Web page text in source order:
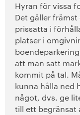
Hyran för vissa
Det gäller
prissatta i
platser i
att man satt
kommit på tal.
kunna hålla ned
något, dvs. ge
till ett begränsat